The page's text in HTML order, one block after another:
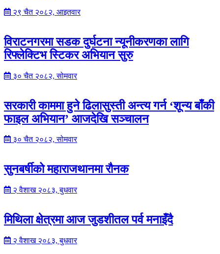
२९ चैत २०८२, आइतवार
विराटनगरमा सडक दुर्घटना न्यूनीकरणका लागि
रिफ्लेक्टिभ स्टिकर अभियान सुरु
३० चैत २०८२, सोमवार
सरकारी काममा हुने ढिलासुस्ती अन्त्य गर्न ‘शून्य बाँकी
फाइल अभियान’ आजदेखि सञ्चालन
३० चैत २०८२, सोमवार
सुनबर्षीको महाराजथानमा रौनक
२ वैशाख २०८३, बुधवार
मिथिला क्षेत्रमा आज जुडशीतल पर्व मनाइँदै
२ वैशाख २०८३, बुधवार